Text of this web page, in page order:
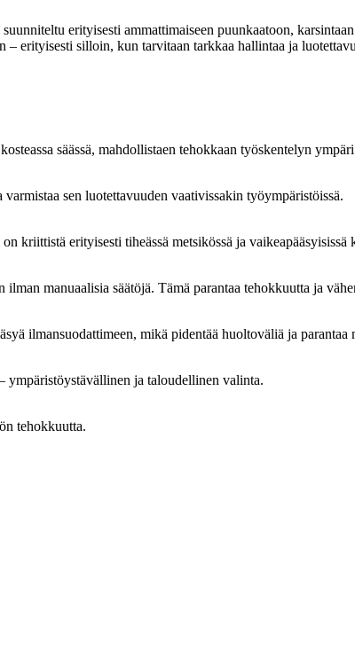
erityisesti ammattimaiseen puunkaatoon,
erityisesti silloin, kun tarvitaan tarkkaa hallintaa ja
säässä, mahdollistaen tehokkaan työskentelyn
sen luotettavuuden vaativissakin työympäristöissä.
kriittistä erityisesti tiheässä metsikössä ja vaikeapääsyisissä
manuaalisia säätöjä. Tämä parantaa tehokkuutta ja
ilmansuodattimeen, mikä pidentää huoltoväliä ja
ympäristöystävällinen ja taloudellinen valinta.
tehokkuutta.